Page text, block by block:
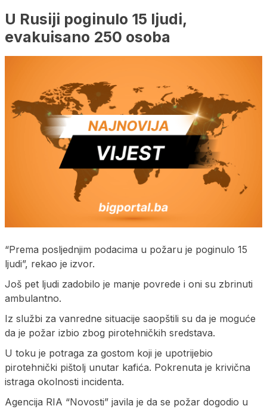
U Rusiji poginulo 15 ljudi,
evakuisano 250 osoba
“Prema posljednjim podacima u požaru je poginulo 15
ljudi”, rekao je izvor.
Još pet ljudi zadobilo je manje povrede i oni su zbrinuti
ambulantno.
Iz službi za vanredne situacije saopštili su da je moguće
da je požar izbio zbog pirotehničkih sredstava.
U toku je potraga za gostom koji je upotrijebio
pirotehnički pištolj unutar kafića. Pokrenuta je krivična
istraga okolnosti incidenta.
Agencija RIA “Novosti” javila je da se požar dogodio u